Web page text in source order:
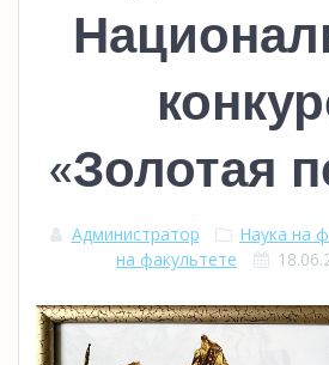
«Золотая
Администратор Наука на
на факультете